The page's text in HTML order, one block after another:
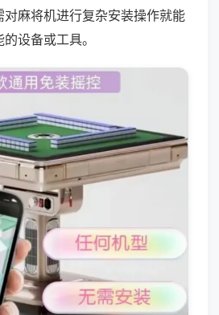
麻将机进行复杂安装操作就能
设备或工具。